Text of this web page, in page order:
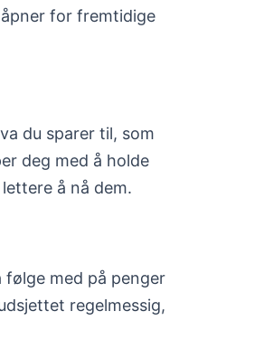
for fremtidige
du sparer til, som
deg med å holde
å nå dem.
med på penger
regelmessig,